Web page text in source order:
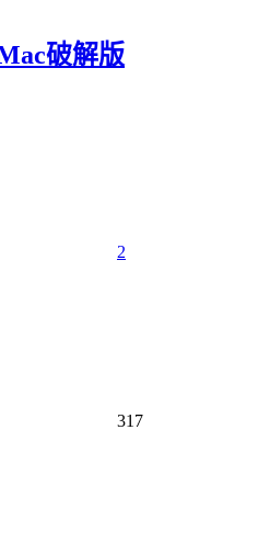
破解版
2
317